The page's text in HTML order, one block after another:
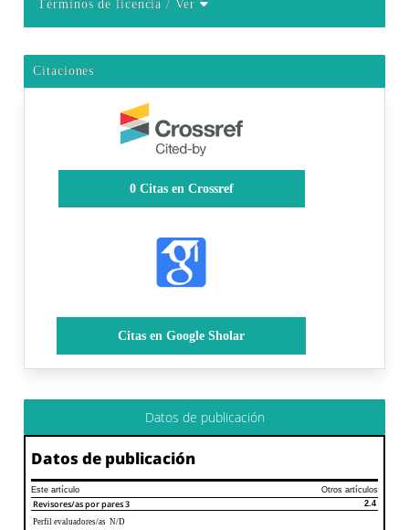
Términos de licencia/ Ver
Citaciones
0Citas en Crossref
Citas en Google Sholar
Datos de publicación
Datos de publicación
Este artículo Otros artículos
Revisores/as por pares3
2.4
Perfil evaluadores/as N/D